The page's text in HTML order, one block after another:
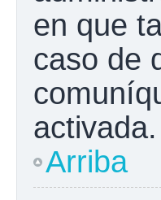
en que
caso de
activada.
Arriba